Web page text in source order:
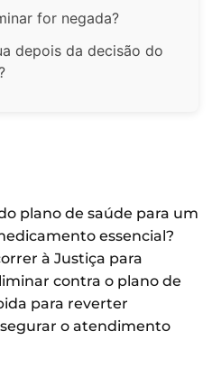
for negada?
depois da decisão do
plano de saúde para um
essencial?
à Justiça para
contra o plano de
para reverter
o atendimento